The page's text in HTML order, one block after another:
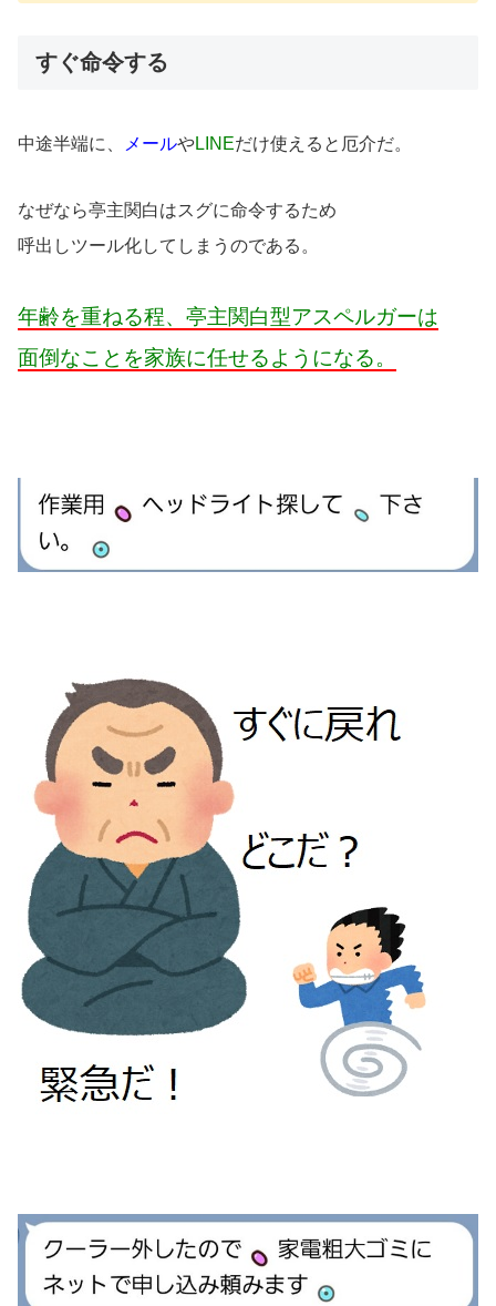
すぐ命令する
中途半端に、 メールやLINEだけ使えると厄介だ。
なぜなら亭主関白はスグに命令するため
呼出しツール化してしまうのである。
年齢を重ねる程、亭主関白型アスペルガーは
面倒なことを家族に任せるようになる。